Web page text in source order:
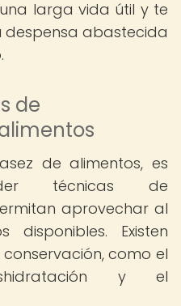
larga vida útil y te
abastecida
de
de alimentos, es
técnicas de
aprovechar al
disponibles. Existen
como el
y el